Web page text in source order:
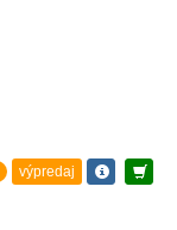
výpredaj